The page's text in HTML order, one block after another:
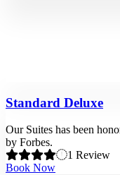
Standard Deluxe
Our Suites has been
by Forbes.
1 Review
Book Now